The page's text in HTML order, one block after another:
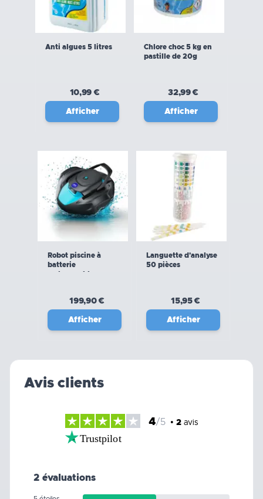
Anti algues 5 litres
10,99 €
Afficher
Chlore choc 5 kg en
pastille de 20g
32,99 €
Afficher
Robot piscine à
batterie
199,90 €
Afficher
Languette d'analyse
50 pièces
15,95 €
Afficher
Avis clients
4/5 • 2avis
Trustpilot
2 évaluations